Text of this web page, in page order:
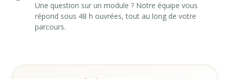
Une question sur un module ? Notre équipe vous
répond sous 48 h ouvrées, tout au long de votre
parcours.